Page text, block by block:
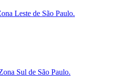
Leste de São Paulo.
Sul de São Paulo.